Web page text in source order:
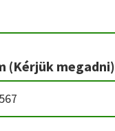
(Kérjük megadni)